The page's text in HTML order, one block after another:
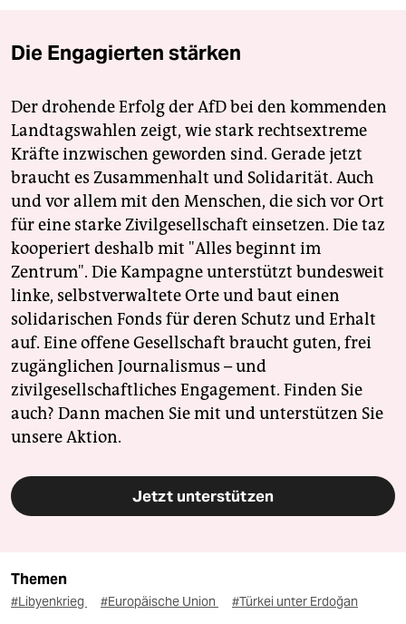
Die Engagierten stärken
Der drohende Erfolg der AfD bei den kommenden
Landtagswahlen zeigt, wie stark rechtsextreme
Kräfte inzwischen geworden sind. Gerade jetzt
braucht es Zusammenhalt und Solidarität. Auch
und vor allem mit den Menschen, die sich vor Ort
für eine starke Zivilgesellschaft einsetzen. Die taz
kooperiert deshalb mit "Alles beginnt im
Zentrum". Die Kampagne unterstützt bundesweit
linke, selbstverwaltete Orte und baut einen
solidarischen Fonds für deren Schutz und Erhalt
auf. Eine offene Gesellschaft braucht guten, frei
zugänglichen Journalismus – und
zivilgesellschaftliches Engagement. Finden Sie
auch? Dann machen Sie mit und unterstützen Sie
unsere Aktion.
Jetzt unterstützen
Themen
#Libyenkrieg #Europäische Union #Türkei unter Erdoğan